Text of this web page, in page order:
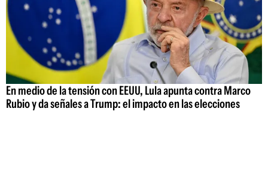
En medio de la tensión con EEUU, Lula apunta contra Marco
Rubio y da señales a Trump: el impacto en las elecciones